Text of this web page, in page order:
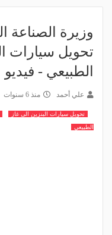
وزيرة
تحويل سيارات
الطبيعي - فيديو
علي أحمد منذ 6 سنوات
تحويل سيارات البنزين الى غاز
الطبيعي